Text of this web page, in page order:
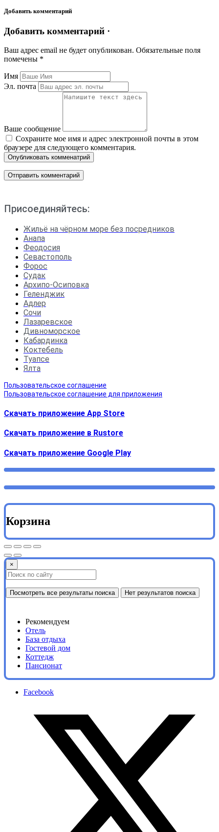
Добавить комментарий
Добавить комментарий ·
Ваш адрес email не будет опубликован. Обязательные поля
помечены *
Имя
Эл. почта
Ваше сообщение
Сохраните мое имя и адрес электронной почты в этом
браузере для следующего комментария.
Опубликовать комменатрий
Присоединяйтесь:
Жильё на чёрном море без посредников
Анапа
Феодосия
Севастополь
Форос
Судак
Архипо-Осиповка
Геленджик
Адлер
Сочи
Лазаревское
Дивноморское
Кабардинка
Коктебель
Туапсе
Ялта
Пользовательское соглашение
Пользовательское соглашение для приложения
Скачать приложение App Store
Скачать приложение в Rustore
Cкачать приложение Google Play
Корзина
×
Посмотреть все результаты поиска Нет результатов поиска
Рекомендуем
Отель
База отдыха
Гостевой дом
Коттедж
Пансионат
Facebook